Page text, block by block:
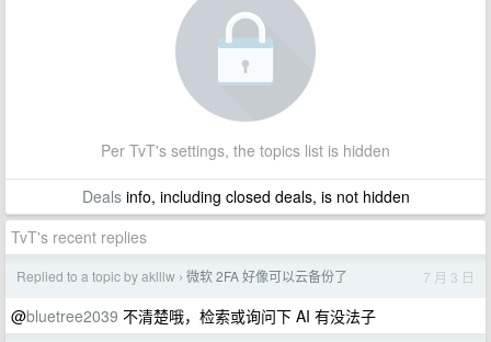
Per TvT's settings, the topics list is hidden
Dealsinfo, including closed deals, is not hidden
TvT's recent replies
Replied to a topic by aklllw › 微软 2FA 好像可以云备份了 7 月 3 日
@bluetree2039 不清楚哦，检索或询问下 AI 有没法子